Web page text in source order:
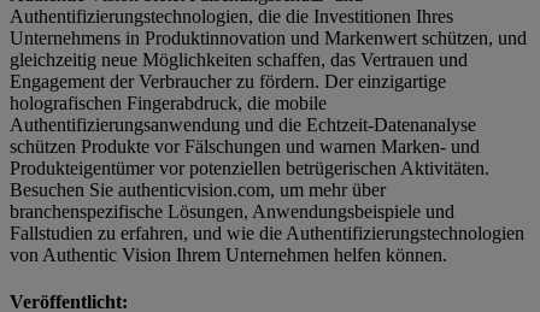
Authentifizierungstechnologien, die die Investitionen Ihres
Unternehmens in Produktinnovation und Markenwert schützen, und
gleichzeitig neue Möglichkeiten schaffen, das Vertrauen und
Engagement der Verbraucher zu fördern. Der einzigartige
holografischen Fingerabdruck, die mobile
Authentifizierungsanwendung und die Echtzeit-Datenanalyse
schützen Produkte vor Fälschungen und warnen Marken- und
Produkteigentümer vor potenziellen betrügerischen Aktivitäten.
Besuchen Sie authenticvision.com, um mehr über
branchenspezifische Lösungen, Anwendungsbeispiele und
Fallstudien zu erfahren, und wie die Authentifizierungstechnologien
von Authentic Vision Ihrem Unternehmen helfen können.
Veröffentlicht: